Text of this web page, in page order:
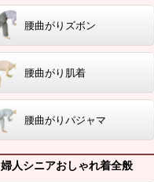
腰曲がりズボン
腰曲がり肌着
腰曲がりパジャマ
婦人シニアおしゃれ着全般